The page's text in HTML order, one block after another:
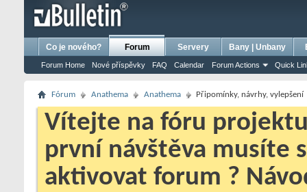
Co je nového? Forum
Forum Home Nové příspěvky FAQ Calendar Forum Actions Quick
Servery Bany | Unbany
Fórum Anathema Anathema Připomínky, návrhy, vylepšení
Vítejte na fóru projektu
první návštěva musíte
aktivovat forum ?